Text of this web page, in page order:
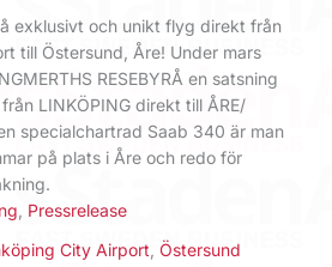
exklusivt och unikt flyg direkt från
till Östersund, Åre! Under mars
RESEBYRÅ en satsning
LINKÖPING direkt till ÅRE/
specialchartrad Saab 340 är man
på plats i Åre och redo för
Pressrelease
City Airport Östersund